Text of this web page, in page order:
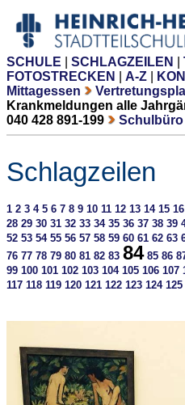
SCHULE SCHLAGZEILEN
FOTOSTRECKEN
A-Z
Mittagessen
Krankmeldungen alle
040 428 891-199
Schulbüro
Schlagzeilen
1 2 3 4 5 6 7 8 9 10 11 12 13 14 15 16
28 29 30 31 32 33 34 35 36 37 38 39
52 53 54 55 56 57 58 59 60 61 62 63
76 77 78 79 80 81 82 83 84 85 86
99 100 101 102 103 104 105 106 107
117 118 119 120 121 122 123 124 125